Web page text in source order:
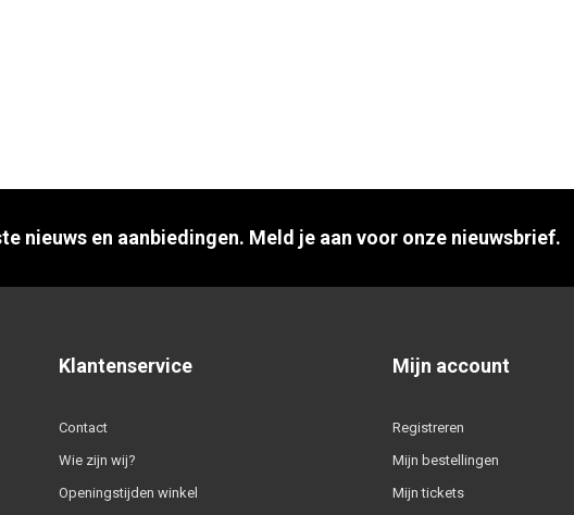
nieuws en aanbiedingen. Meld je aan voor onze nieuwsbrief.
Klantenservice
Contact
Wie zijn wij?
Openingstijden winkel
Mijn account
Registreren
Mijn bestellingen
Mijn tickets